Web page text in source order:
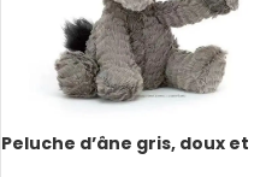
Peluche d’âne gris, doux et